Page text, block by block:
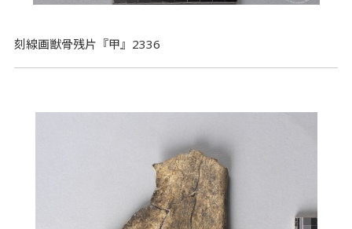
刻線画獣骨残片『甲』2336